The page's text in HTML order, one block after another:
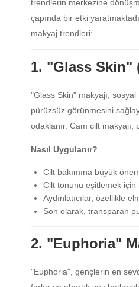
trendlerin merkezine
çapında bir etki
makyaj trendleri:
1. "Glass Skin"
"Glass Skin" makyajı,
pürüzsüz görünmesini
odaklanır. Cam cilt makyajı,
Nasıl Uygulanır?
Cilt bakımına büyük
Cilt tonunu eşitlemek için
Aydınlatıcılar, özellikle
Son olarak, transparan
2. "Euphoria"
"Euphoria", gençlerin en